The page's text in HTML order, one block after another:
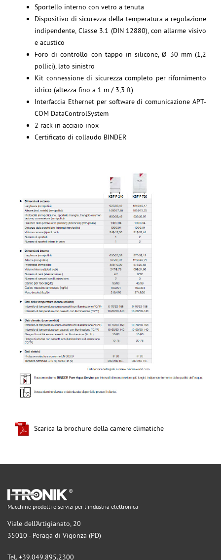
Sportello interno con vetro a tenuta
Dispositivo di sicurezza della temperatura a regolazione
indipendente, Classe 3.1 (DIN 12880), con allarme visivo
e acustico
Foro di controllo con tappo in silicone, Ø 30 mm (1,2
pollici), lato sinistro
Kit connessione di sicurezza completo per rifornimento
idrico (altezza fino a 1 m / 3,3 ft)
Interfaccia Ethernet per software di comunicazione APT-
COM DataControlSystem
2 rack in acciaio inox
Certificato di collaudo BINDER
Scarica la brochure della camere climatiche
Macchine prodotti e servizi per l'industria elettronica
Viale dell'Artigianato, 20
35010 - Peraga di Vigonza (PD)
Tel. +39.049.895.2300